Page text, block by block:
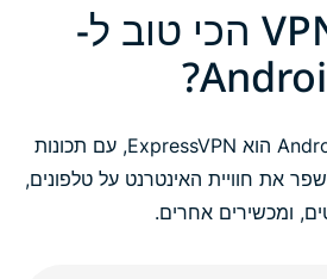
מהו ה-VPN הכי טוב ל-
ה-VPN הכי טוב ל-Android הוא ExpressVPN, עם תכונות
את חוויית האינטרנט על טלפונים,
ומכשירים אחרים.